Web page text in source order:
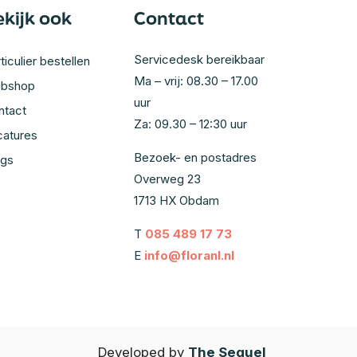
ook
bestellen
Contact
Servicedesk bereikbaar
Ma – vrij: 08.30 – 17.00
uur
Za: 09.30 – 12:30 uur
Bezoek- en postadres
Overweg 23
1713 HX Obdam
T 085 489 17 73
E info@floranl.nl
Developed by The Sequel